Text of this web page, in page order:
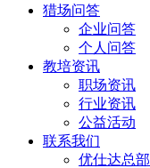
猎场问答
企业问答
个人问答
教培资讯
职场资讯
行业资讯
公益活动
联系我们
优仕达总部